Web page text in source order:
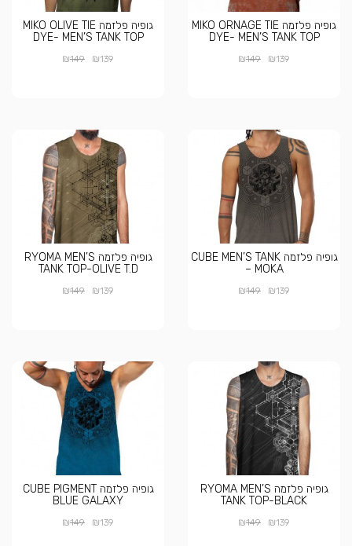
גופיה פלזמה MIKO ORNAGE TIE
DYE- MEN’S TANK TOP
₪139
₪149
גופיה פלזמה MIKO OLIVE TIE
DYE- MEN’S TANK TOP
₪139
₪149
גופיה פלזמה CUBE MEN’S TANK
– MOKA
₪139
₪149
גופיה פלזמה RYOMA MEN’S
TANK TOP-OLIVE T.D
₪139
₪149
גופיה פלזמה RYOMA MEN’S
TANK TOP-BLACK
₪139
₪149
גופיה פלזמה CUBE PIGMENT
BLUE GALAXY
₪139
₪149